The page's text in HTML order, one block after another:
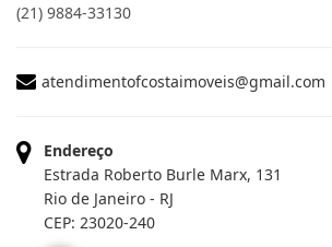
(21) 9884-33130
atendimentofcostaimoveis@gmail.com
Endereço
Estrada Roberto Burle Marx, 131
Rio de Janeiro - RJ
CEP: 23020-240